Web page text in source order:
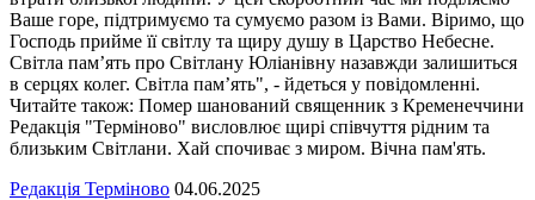
Ваше горе, підтримуємо та сумуємо разом із Вами. Віримо, що
Господь прийме її світлу та щиру душу в Царство Небесне.
Світла пам’ять про Світлану Юліанівну назавжди залишиться
в серцях колег. Світла пам’ять", - йдеться у повідомленні.
Читайте також: Помер шанований священник з Кременеччини
Редакція "Терміново" висловлює щирі співчуття рідним та
близьким Світлани. Хай спочиває з миром. Вічна пам'ять.
Редакція Терміново 04.06.2025